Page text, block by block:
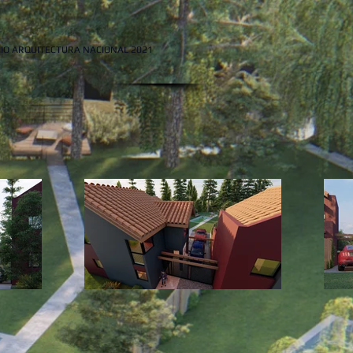
ARQUITECTURA NACIONAL 2021